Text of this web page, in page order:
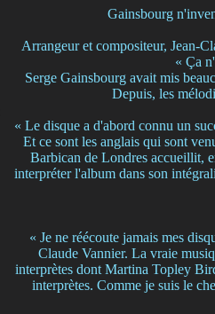
Gainsbourg
Arrangeur et compositeur, Jean-
« Ça
Serge Gainsbourg avait mis
Depuis, les
« Le disque a d'abord connu un
Et ce sont les anglais qui sont
Barbican de Londres accueillit,
interpréter l'album dans son
« Je ne réécoute jamais mes
Claude Vannier. La vraie
interprètes dont Martina Topley
interprètes. Comme je suis le